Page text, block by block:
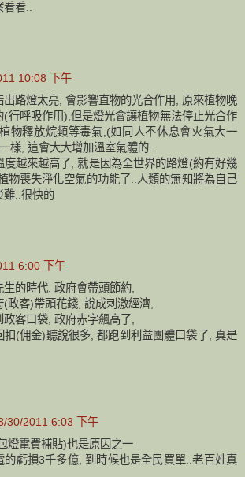
看看..
10:08 下午
出路燈太亮, 會影響直物的光合作用, 原來植物晚
(行呼吸作用),但是燈光會讓植物無法停止光合作
物釋放烷類等毒氣,(如同人不休息會火氣大一
樣, 這會大大增加溫室氣體的..
度越來越高了, 就是因為全世界的路燈(約有好幾
物喪失淨化空氣的功能了..人類的無知將為自己
難..很快的
6:00 下午
生的時代, 政府會帶頭節約,
(政客)帶頭花錢, 說成刺激經濟,
政客口袋, 政府赤字飆高了,
扣(佣金)聽說很多, 都跑到利益團體口袋了, 真是
30/2011 6:03 下午
燈電費補貼)也是原因之一
的虧損3千多億, 到時候也是全民買單..老百姓真